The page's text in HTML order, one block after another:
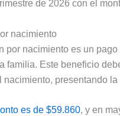
de 2026 con el
nacimiento
por nacimiento es un
familia. Este beneficio
nacimiento, presentando
es de $59.860, y en